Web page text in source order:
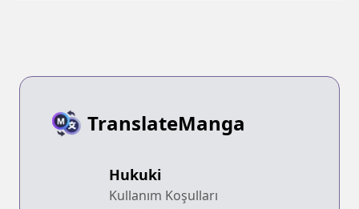
TranslateManga
Hukuki
Kullanım Koşulları